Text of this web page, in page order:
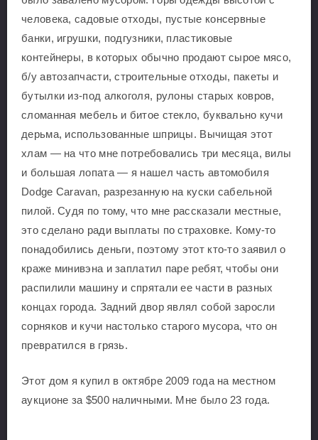
человека, садовые отходы, пустые консервные
банки, игрушки, подгузники, пластиковые
контейнеры, в которых обычно продают сырое мясо,
б/у автозапчасти, строительные отходы, пакеты и
бутылки из-под алкоголя, рулоны старых ковров,
сломанная мебель и битое стекло, буквально кучи
дерьма, использованные шприцы. Вычищая этот
хлам — на что мне потребовались три месяца, вилы
и большая лопата — я нашел часть автомобиля
Dodge Caravan, разрезанную на куски сабельной
пилой. Судя по тому, что мне рассказали местные,
это сделано ради выплаты по страховке. Кому-то
понадобились деньги, поэтому этот кто-то заявил о
краже минивэна и заплатил паре ребят, чтобы они
распилили машину и спрятали ее части в разных
концах города. Задний двор являл собой заросли
сорняков и кучи настолько старого мусора, что он
превратился в грязь.
Этот дом я купил в октябре 2009 года на местном
аукционе за $500 наличными. Мне было 23 года.